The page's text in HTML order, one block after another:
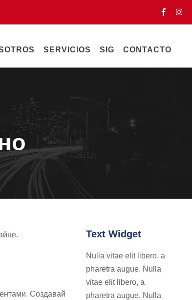
SERVICIOS SIG CONTACTO
Создавай
Text Widget
Nulla vitae elit libero, a
pharetra augue. Nulla
vitae elit libero, a
pharetra augue. Nulla